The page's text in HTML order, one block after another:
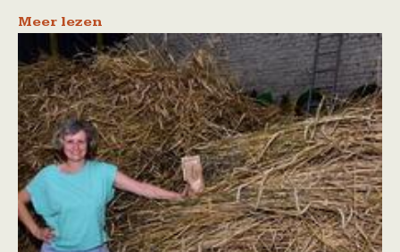
Meer lezen